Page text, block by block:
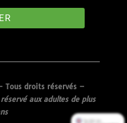
Tous droits réservés –
aux adultes de plus